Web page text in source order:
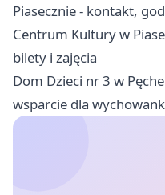
Piasecznie - kontakt,
Centrum Kultury w
bilety i zajęcia
Dom Dzieci nr 3 w
wsparcie dla